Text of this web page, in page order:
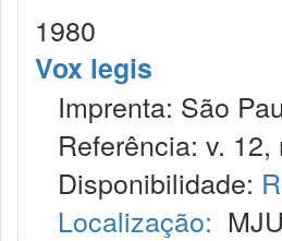
1980
Vox legis
Imprenta: São
Referência: v.
Disponibilidade:
Localização: MJU